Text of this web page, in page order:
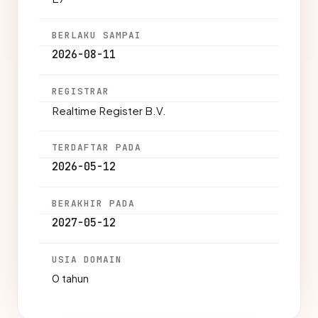
BERLAKU SAMPAI
2026-08-11
REGISTRAR
Realtime Register B.V.
TERDAFTAR PADA
2026-05-12
BERAKHIR PADA
2027-05-12
USIA DOMAIN
0 tahun